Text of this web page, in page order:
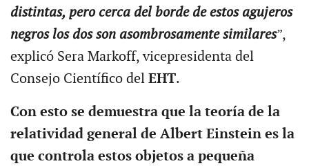
distintas, pero cerca del borde de estos agujeros
negros los dos son asombrosamente similares”,
explicó Sera Markoff, vicepresidenta del
Consejo Científico del EHT.
Con esto se demuestra que la teoría de la
relatividad general de Albert Einstein es la
que controla estos objetos a pequeña